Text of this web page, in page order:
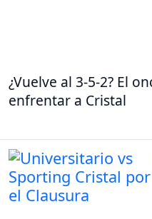
¿Vuelve al 3-5-2? El
enfrentar a Cristal